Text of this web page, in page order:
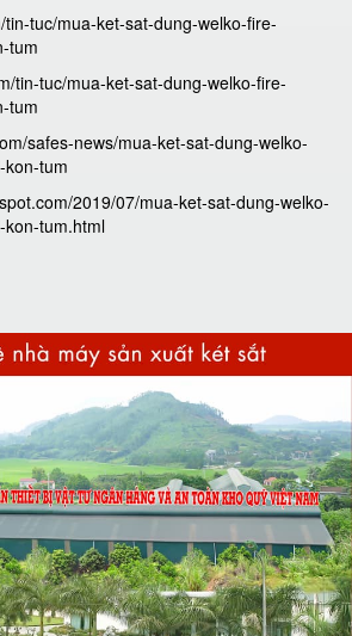
tuc/mua-ket-sat-dung-welko-fire-
tum
tin-tuc/mua-ket-sat-dung-welko-fire-
tum
safes-news/mua-ket-sat-dung-welko-
kon-tum
2019/07/mua-ket-sat-dung-welko-
tum.html